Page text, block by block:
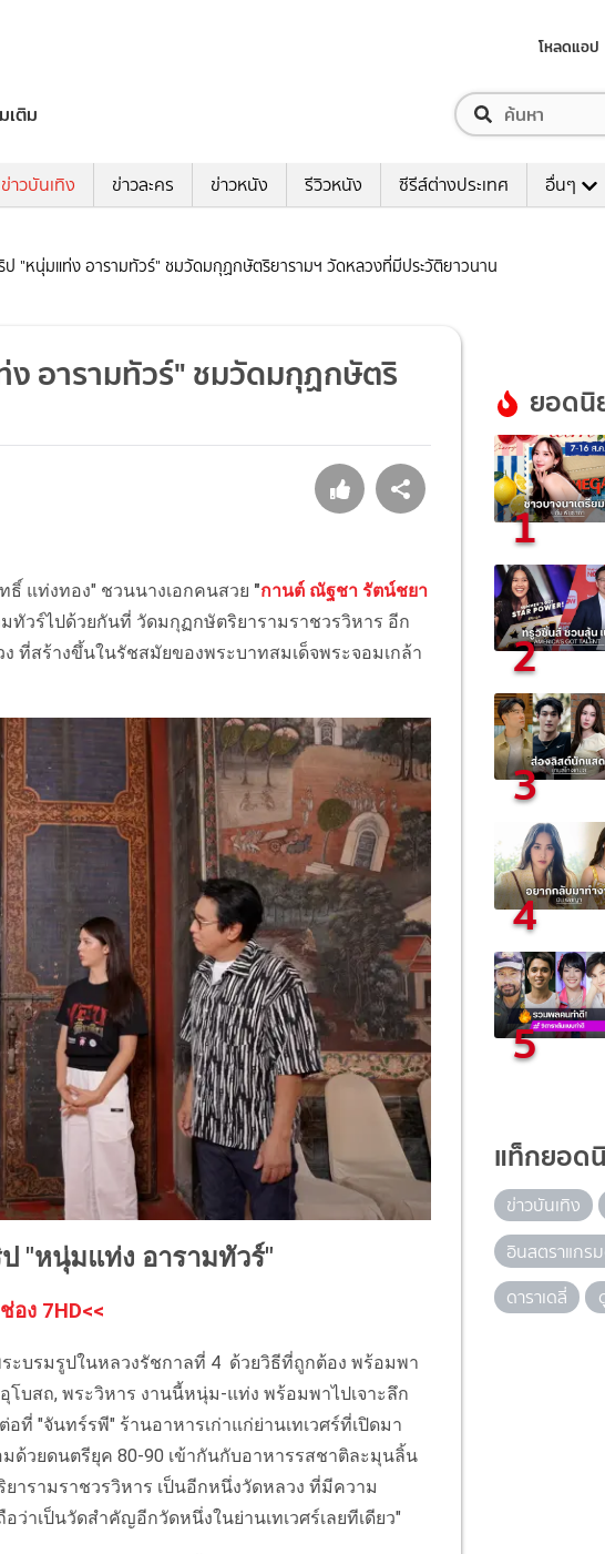
โหลดแอป
เติม
ข่าวบันเทิง ข่าวละคร ข่าวหนัง รีวิวหนัง ซีรีส์ต่างประเทศ อื่นๆ
"หนุ่มแท่ง อารามทัวร์" ชมวัดมกุฏกษัตริยารามฯ วัดหลวงที่มีประวัติยาวนาน
อารามทัวร์" ชมวัดมกุฏกษัตริ
แท่งทอง" ชวนนางเอกคนสวย "กานต์ ณัฐชา รัตน์ชยา
ทัวร์ไปด้วยกันที่ วัดมกุฏกษัตริยารามราชวรวิหาร อีก
ที่สร้างขึ้นในรัชสมัยของพระบาทสมเด็จพระจอมเกล้า
"หนุ่มแท่ง อารามทัวร์"
อง 7HD<<
ะบรมรูปในหลวงรัชกาลที่ 4 ด้วยวิธีที่ถูกต้อง พร้อมพา
บสถ, พระวิหาร งานนี้หนุ่ม-แท่ง พร้อมพาไปเจาะลึก
"จันทร์รพี" ร้านอาหารเก่าแก่ย่านเทเวศร์ที่เปิดมา
ด้วยดนตรียุค 80-90 เข้ากันกับอาหารรสชาติละมุนลิ้น
ารามราชวรวิหาร เป็นอีกหนึ่งวัดหลวง ที่มีความ
าเป็นวัดสำคัญอีกวัดหนึ่งในย่านเทเวศร์เลยทีเดียว"
ยอดนิ
1
2
3
4
5
แท็กยอด
ข่าวบันเทิง
อินสตราแกร
ดาราเดลี่